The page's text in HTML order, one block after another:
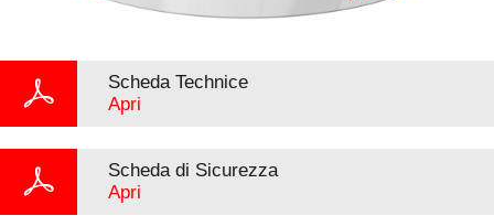
Scheda Technice
Apri
Scheda di Sicurezza
Apri